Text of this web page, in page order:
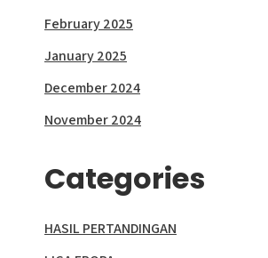
February 2025
January 2025
December 2024
November 2024
Categories
HASIL PERTANDINGAN